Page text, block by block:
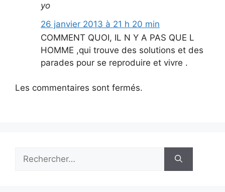
yo
26 janvier 2013 à 21 h 20 min
COMMENT QUOI, IL N Y A PAS QUE L
HOMME ,qui trouve des solutions et des
parades pour se reproduire et vivre .
Les commentaires sont fermés.